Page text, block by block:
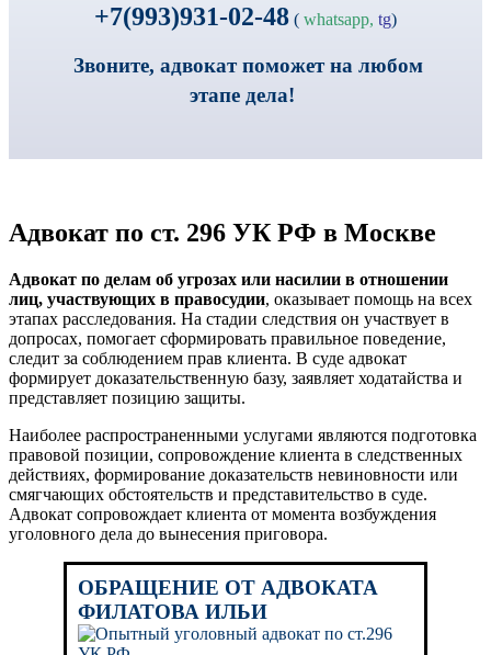
+7(993)931-02-48 ( whatsapp, tg)
Звоните, адвокат поможет на любом
этапе дела!
Адвокат по ст. 296 УК РФ в Москве
Адвокат по делам об угрозах или насилии в отношении
лиц, участвующих в правосудии, оказывает помощь на всех
этапах расследования. На стадии следствия он участвует в
допросах, помогает сформировать правильное поведение,
следит за соблюдением прав клиента. В суде адвокат
формирует доказательственную базу, заявляет ходатайства и
представляет позицию защиты.
Наиболее распространенными услугами являются подготовка
правовой позиции, сопровождение клиента в следственных
действиях, формирование доказательств невиновности или
смягчающих обстоятельств и представительство в суде.
Адвокат сопровождает клиента от момента возбуждения
уголовного дела до вынесения приговора.
ОБРАЩЕНИЕ ОТ АДВОКАТА
ФИЛАТОВА ИЛЬИ